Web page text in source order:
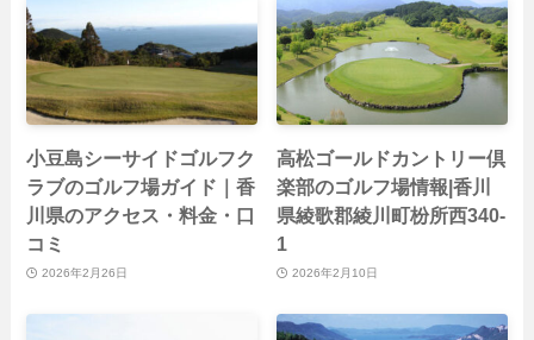
小豆島シーサイドゴルフク
ラブのゴルフ場ガイド｜香
川県のアクセス・料金・口
コミ
2026年2月26日
高松ゴールドカントリー倶
楽部のゴルフ場情報|香川
県綾歌郡綾川町枌所西340-
1
2026年2月10日